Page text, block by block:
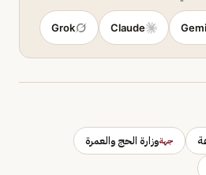
Claude
Grok
جهةوزارة الحج والعمرة